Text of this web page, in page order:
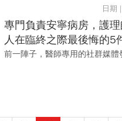
公司員工從１人擴大成30多人
可能，將時尚精品公關推...
專門負責安寧病房，護
人在臨終之際最後悔的5
「如果不那麼拚命工作
前一陣子，醫師專用的社群媒體